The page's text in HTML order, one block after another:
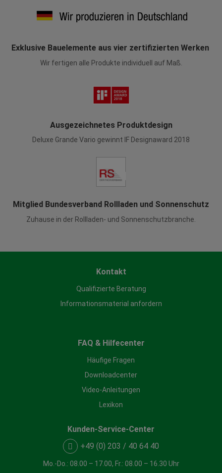
Exklusive Bauelemente aus vier zertifizierten Werken
Wir fertigen alle Produkte individuell auf Maß.
Ausgezeichnetes Produktdesign
Deluxe Grande Vario gewinnt IF Designaward 2018
Mitglied Bundesverband Rollladen und Sonnenschutz
Zuhause in der Rollladen- und Sonnenschutzbranche.
Kontakt
Qualifizierte Beratung
Informationsmaterial anfordern
FAQ & Hilfecenter
Häufige Fragen
Downloadcenter
Video-Anleitungen
Lexikon
Kunden-Service-Center
+49 (0) 203 / 40 64 40
Mo.-Do.: 08.00 – 17.00, Fr.: 08.00 – 16.30 Uhr